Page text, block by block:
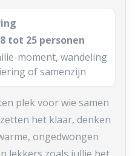
tot 25 personen
moment, wandeling
of samenzijn
plek voor wie samen
het klaar, denken
ongedwongen